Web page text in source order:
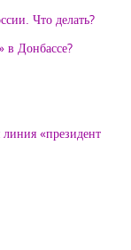
Что делать?
в Донбассе?
линия «президент